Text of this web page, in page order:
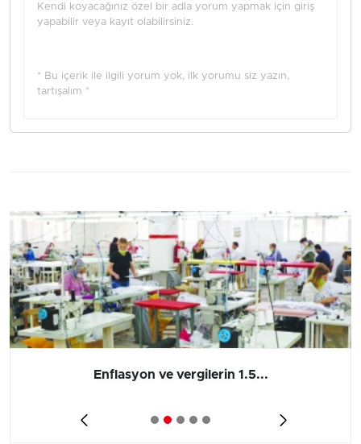
Kendi koyacağınız özel bir adla yorum yapmak için giriş
yapabilir veya kayıt olabilirsiniz.
* Bu içerik ile ilgili yorum yok, ilk yorumu siz yazın,
tartışalım *
Enflasyon ve vergilerin 1.5...